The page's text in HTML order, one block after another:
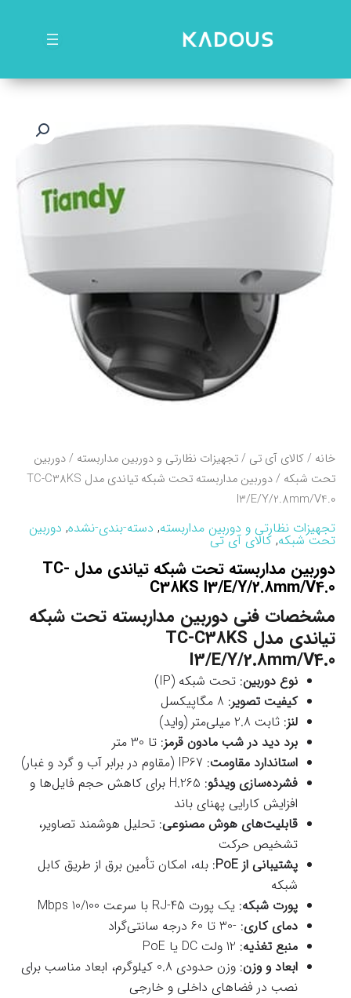
خانه /کالای آی تی /تجهیزات نظارتی و دوربین مداربسته /دوربین
تحت شبکه
/ دوربین مداربسته تحت شبکه تیاندی مدل TC-C38KS
I3/E/Y/2.8mm/V4.0
تجهیزات نظارتی و دوربین مداربسته, دسته-بندی-نشده, دوربین
تحت شبکه, کالای آی تی
دوربین مداربسته تحت شبکه تیاندی مدل TC-
C38KS I3/E/Y/2.8mm/V4.0
مشخصات فنی دوربین مداربسته تحت شبکه
تیاندی مدل TC-C38KS
I3/E/Y/2.8mm/V4.0
نوع دوربین: تحت شبکه (IP)
کیفیت تصویر: 8 مگاپیکسل
لنز: ثابت 2.8 میلی‌متر (واید)
برد دید در شب مادون قرمز: تا 30 متر
استاندارد مقاومت: IP67 (مقاوم در برابر آب و گرد و غبار)
فشرده‌سازی ویدئو
: H.265 برای کاهش حجم فایل‌ها و
افزایش کارایی پهنای باند
قابلیت‌های هوش مصنوعی: تحلیل هوشمند تصاویر،
تشخیص حرکت
پشتیبانی از PoE
: بله، امکان تأمین برق از طریق کابل
شبکه
پورت شبکه: یک پورت RJ-45 با سرعت 10/100 Mbps
دمای کاری: -30 تا 60 درجه سانتی‌گراد
منبع تغذیه: 12 ولت DC یا PoE
ابعاد و وزن
: وزن حدودی 0.8 کیلوگرم، ابعاد مناسب برای
نصب در فضاهای داخلی و خارجی